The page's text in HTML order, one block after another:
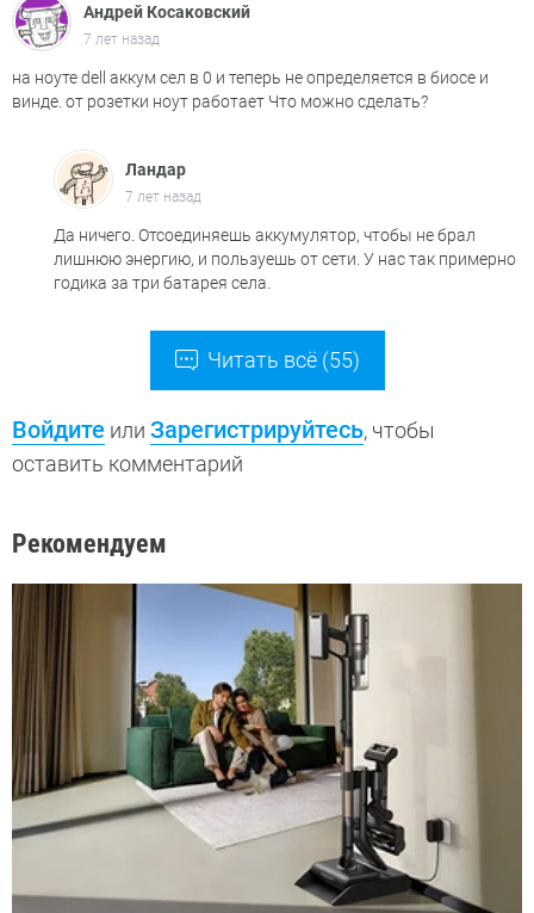
Андрей Косаковский
7 лет назад
на ноуте dell аккум сел в 0 и теперь не определяется в биосе и
винде. от розетки ноут работает Что можно сделать?
Ландар
7 лет назад
Да ничего. Отсоединяешь аккумулятор, чтобы не брал
лишнюю энергию, и пользуешь от сети. У нас так примерно
годика за три батарея села.
Читать всё (55)
Войдите или Зарегистрируйтесь, чтобы
оставить комментарий
Рекомендуем